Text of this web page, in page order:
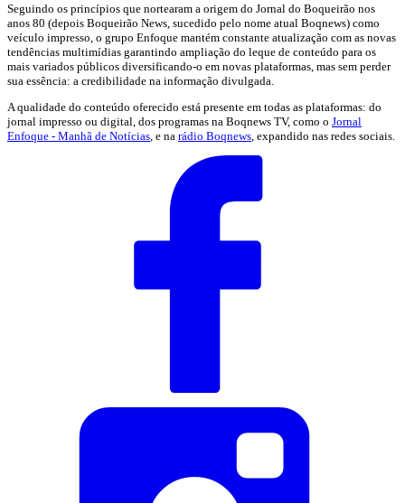
Seguindo os princípios que nortearam a origem do Jornal do Boqueirão nos
anos 80 (depois Boqueirão News, sucedido pelo nome atual Boqnews) como
veículo impresso, o grupo Enfoque mantém constante atualização com as novas
tendências multimídias garantindo ampliação do leque de conteúdo para os
mais variados públicos diversificando-o em novas plataformas, mas sem perder
sua essência: a credibilidade na informação divulgada.
A qualidade do conteúdo oferecido está presente em todas as plataformas: do
jornal impresso ou digital, dos programas na Boqnews TV, como o Jornal
Enfoque - Manhã de Notícias , e na rádio Boqnews , expandido nas redes sociais.